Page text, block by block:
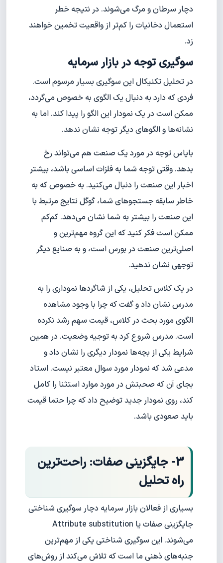
دچار سرطان و مرگ می‌شوند. در نتیجه خطر
استعمال دخانیات را کم‌تر از واقعیت تخمین خواهند
زد.
سوگیری توجه در بازار سرمایه
در تحلیل تکنیکال این سوگیری بسیار مرسوم است.
فردی که دارد به دنبال یک الگوی به خصوص می‌گردد،
ممکن است در یک نمودار این الگو را پیدا کند. اما به
نشانه‌ها و الگوهای دیگر توجه نشان ندهد.
بایاس توجه در مورد یک صنعت هم می‌تواند رخ
بدهد. وقتی توجه شما به فلزات اساسی باشد، بیشتر
اخبار این صنعت را دنبال می‌کنید. به خصوص که به
خاطر سابقه جستجوهای شما، گوگل نتایج مرتبط با
این صنعت را بیشتر به شما نشان می‌دهد. کم‌کم
ممکن است فکر کنید که این گروه مهم‌ترین و
اصلی‌ترین صنعت در بورس است، و به صنایع دیگر
توجهی نشان ندهید.
در یک کلاس تحلیل، یکی از شاگردها نموداری را به
مدرس نشان داد و گفت که چرا با وجود مشاهده
الگوی مورد بحث در کلاس، قیمت سهم رشد نکرده
است. مدرس شروع کرد به توجیه وضعیت. در همین
شرایط یکی از بچه‌ها نمودار دیگری را نشان داد و
مدعی شد که نمودار مورد سوال معتبر نیست. استاد
بجای آن که صحبتش در مورد موارد استثنا را کامل
کند، روی نمودار جدید توضیح داد که چرا حتما قیمت
باید صعودی باشد.
3- جایگزینی صفات: راحت‌ترین
راه تحلیل
بسیاری از فعالان بازار سرمایه دچار سوگیری شناختی
جایگزینی صفات یا Attribute substitution
می‌شوند. این سوگیری شناختی یکی از مهم‌ترین
جنبه‌های ذهنی ما است که تلاش می‌کند از روش‌های